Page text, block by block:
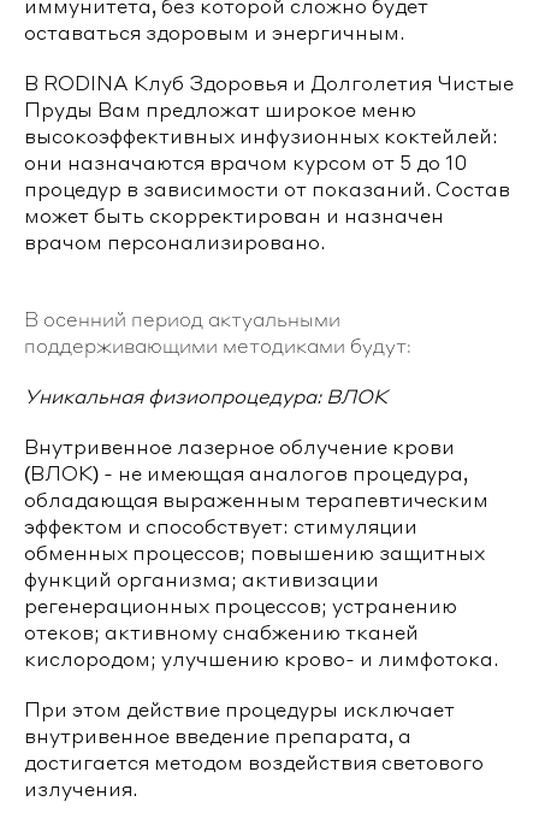
оставаться здоровым и энергичным.
В RODINA Клуб Здоровья и Долголетия Чистые
Пруды Вам предложат широкое меню
высокоэффективных инфузионных коктейлей:
они назначаются врачом курсом от 5 до 10
процедур в зависимости от показаний. Состав
может быть скорректирован и назначен
врачом персонализировано.
В осенний период актуальными
поддерживающими методиками будут:
Уникальная физиопроцедура: ВЛОК
Внутривенное лазерное облучение крови
(ВЛОК) - не имеющая аналогов процедура,
обладающая выраженным терапевтическим
эффектом и способствует: стимуляции
обменных процессов; повышению защитных
функций организма; активизации
регенерационных процессов; устранению
отеков; активному снабжению тканей
кислородом; улучшению крово- и лимфотока.
При этом действие процедуры исключает
внутривенное введение препарата, а
достигается методом воздействия светового
излучения.